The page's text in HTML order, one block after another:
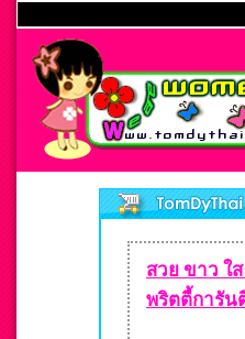
สวย ขาว ใ
พริตตี้การัน